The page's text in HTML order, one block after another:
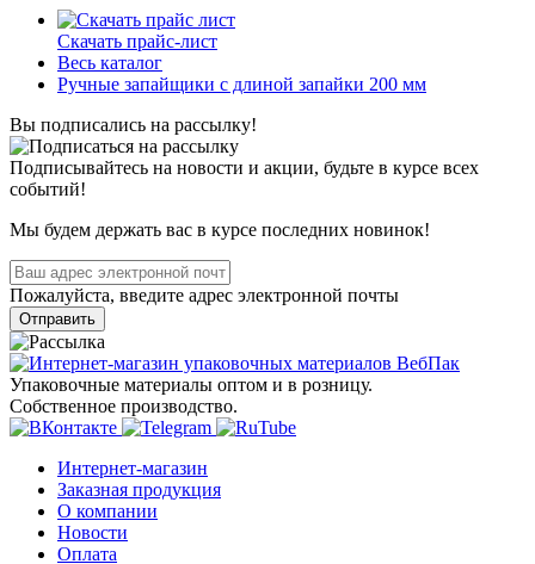
Скачать прайс-лист
Весь каталог
Ручные запайщики с длиной запайки 200 мм
Вы подписались на рассылку!
Подписывайтесь на новости и акции, будьте в курсе всех
событий!
Мы будем держать вас в курсе последних новинок!
Пожалуйста, введите адрес электронной почты
Отправить
Упаковочные материалы оптом и в розницу.
Собственное производство.
Интернет-магазин
Заказная продукция
О компании
Новости
Оплата